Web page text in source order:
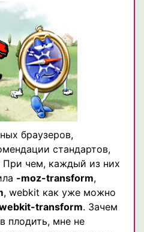
браузеров,
стандартов,
чем, каждый из них
-moz-transform,
, webkit как уже можно
transform. Зачем
плодить, мне не